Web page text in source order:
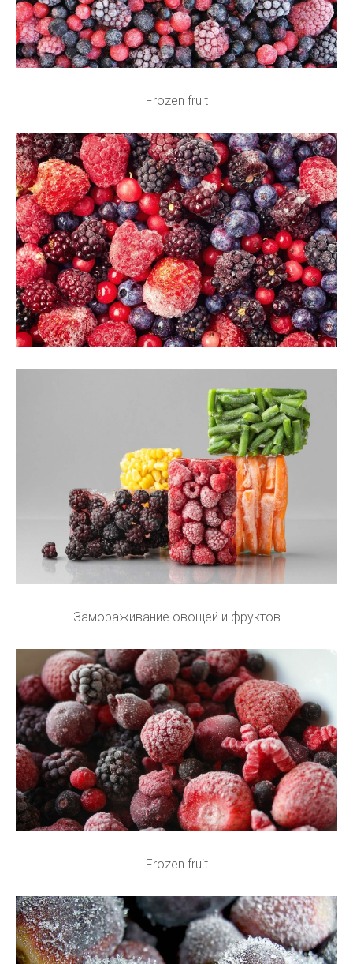
Frozen fruit
Замораживание овощей и фруктов
Frozen fruit